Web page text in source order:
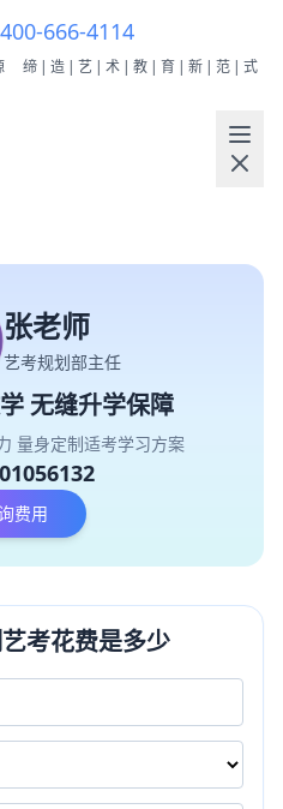
400-666-4114
缔|造|艺|术|教|育|新|范|式
张老师
艺考规划部主任
无缝升学保障
量身定制适考学习方案
费用
考花费是多少